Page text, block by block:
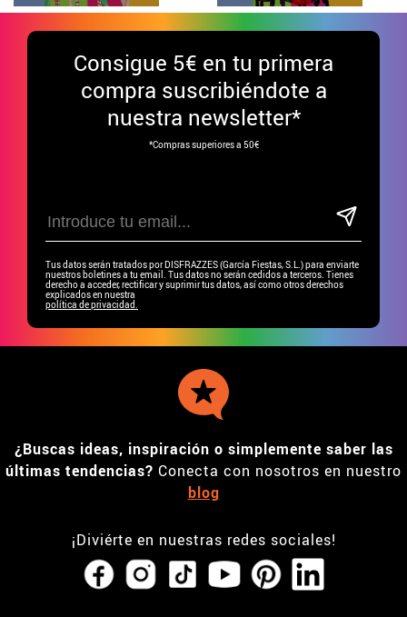
Consigue 5€ en tu primera
compra suscribiéndote a
nuestra newsletter*
*Compras superiores a 50€
Tus datos serán tratados por DISFRAZZES (García Fiestas, S.L.) para enviarte
nuestros boletines a tu email. Tus datos no serán cedidos a terceros. Tienes
derecho a acceder, rectificar y suprimir tus datos, así como otros derechos
explicados en nuestra
política de privacidad.
¿Buscas ideas, inspiración o simplemente saber las
últimas tendencias? Conecta con nosotros en nuestro
blog
¡Diviérte en nuestras redes sociales!